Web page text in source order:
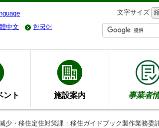
文字サイズ
中文 한국어
ント 施設案内 事業者
少・移住定住対策課：移住ガイドブック製作業務委